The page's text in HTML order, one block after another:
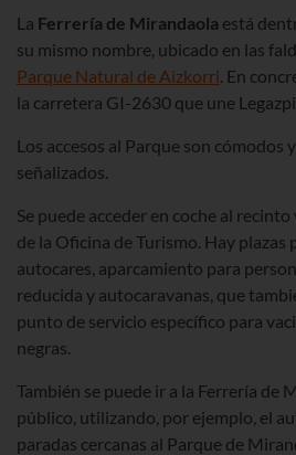
La Ferrería de Mirandaola está
su mismo nombre, ubicado en las
Parque Natural de Aizkorri. En
la carretera GI-2630 que une
Los accesos al Parque son cómodos
señalizados.
Se puede acceder en coche al
de la Oficina de Turismo. Hay plazas
autocares, aparcamiento para
reducida y autocaravanas, que
punto de servicio específico para
negras.
También se puede ir a la Ferrería de
público, utilizando, por ejemplo, el
paradas cercanas al Parque de